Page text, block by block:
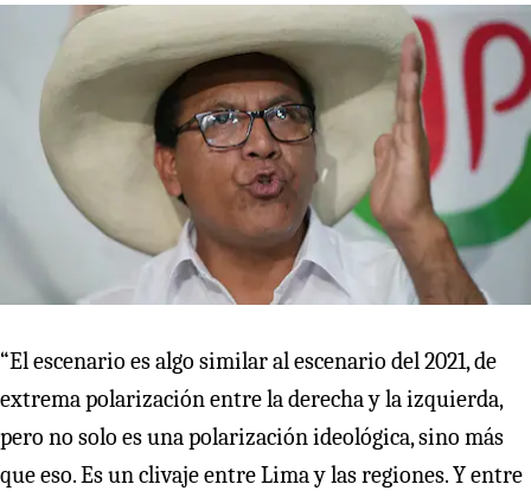
“El escenario es algo similar al escenario del 2021, de
extrema polarización entre la derecha y la izquierda,
pero no solo es una polarización ideológica, sino más
que eso. Es un clivaje entre Lima y las regiones. Y entre